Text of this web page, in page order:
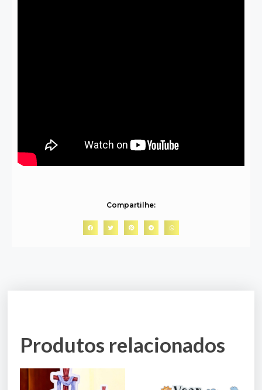
Compartilhe:
Produtos relacionados